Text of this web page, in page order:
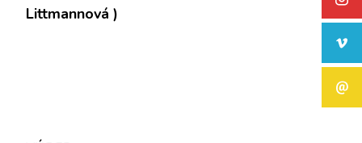
Littmannová )